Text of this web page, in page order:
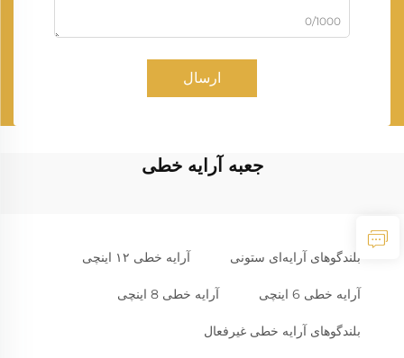
0/1000
ارسال
جعبه آرایه خطی
بلندگوهای آرایه‌ای ستونی آرایه خطی ۱۲ اینچی
آرایه خطی 6 اینچی آرایه خطی 8 اینچی
بلندگوهای آرایه خطی غیرفعال